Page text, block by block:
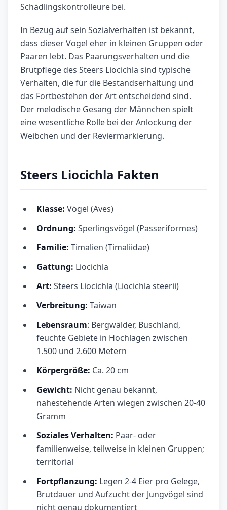
Schädlingskontrolleure bei.
In Bezug auf sein Sozialverhalten ist bekannt,
dass dieser Vogel eher in kleinen Gruppen oder
Paaren lebt. Das Paarungsverhalten und die
Brutpflege des Steers Liocichla sind typische
Verhalten, die für die Bestandserhaltung und
das Fortbestehen der Art entscheidend sind.
Der melodische Gesang der Männchen spielt
eine wesentliche Rolle bei der Anlockung der
Weibchen und der Reviermarkierung.
Steers Liocichla Fakten
Klasse: Vögel (Aves)
Ordnung: Sperlingsvögel (Passeriformes)
Familie: Timalien (Timaliidae)
Gattung: Liocichla
Art: Steers Liocichla (Liocichla steerii)
Verbreitung: Taiwan
Lebensraum: Bergwälder, Buschland,
feuchte Gebiete in Hochlagen zwischen
1.500 und 2.600 Metern
Körpergröße: Ca. 20 cm
Gewicht: Nicht genau bekannt,
nahestehende Arten wiegen zwischen 20-40
Gramm
Soziales Verhalten: Paar- oder
familienweise, teilweise in kleinen Gruppen;
territorial
Fortpflanzung: Legen 2-4 Eier pro Gelege,
Brutdauer und Aufzucht der Jungvögel sind
nicht genau dokumentiert